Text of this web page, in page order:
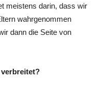
meistens darin, dass wir
wahrgenommen
dann die Seite von